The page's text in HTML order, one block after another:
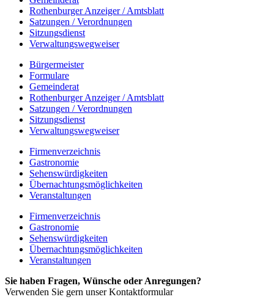
Rothenburger Anzeiger / Amtsblatt
Satzungen / Verordnungen
Sitzungsdienst
Verwaltungswegweiser
Bürgermeister
Formulare
Gemeinderat
Rothenburger Anzeiger / Amtsblatt
Satzungen / Verordnungen
Sitzungsdienst
Verwaltungswegweiser
Firmenverzeichnis
Gastronomie
Sehenswürdigkeiten
Übernachtungsmöglichkeiten
Veranstaltungen
Firmenverzeichnis
Gastronomie
Sehenswürdigkeiten
Übernachtungsmöglichkeiten
Veranstaltungen
Sie haben Fragen, Wünsche oder Anregungen?
Verwenden Sie gern unser Kontaktformular